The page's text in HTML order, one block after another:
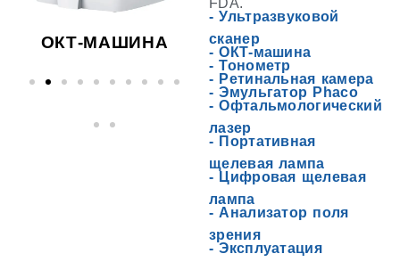
ОКТ-МАШИНА ТОНОМЕТР
FDA.
-Ультразвуковой
сканер
-ОКТ-машина
-Тонометр
- Ретинальная камера
-Эмульгатор Phaco
-Офтальмологический
лазер
- Портативная
щелевая лампа
- Цифровая щелевая
лампа
- Анализатор поля
зрения
-Эксплуатация